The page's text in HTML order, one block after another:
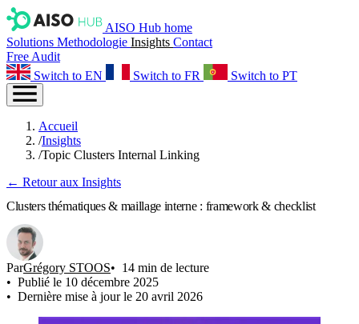
AISO Hub home
Solutions Methodologie Insights Contact
Free Audit
Switch to EN
Switch to FR Switch to PT
Accueil
/Insights
/Topic Clusters Internal Linking
← Retour aux Insights
Clusters thématiques & maillage interne : framework & checklist
ParGrégory STOOS
14 min de lecture
Publié le 10 décembre 2025
Dernière mise à jour le 20 avril 2026